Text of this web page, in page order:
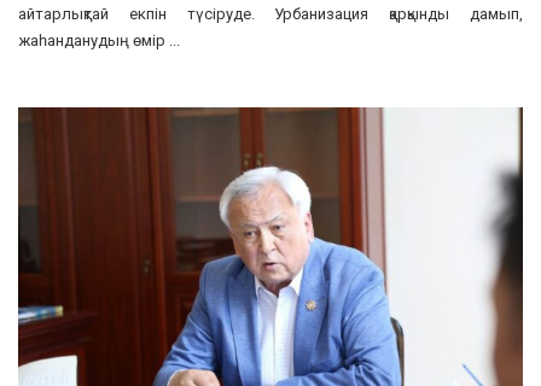
айтарлықтай екпін түсіруде. Урбанизация қарқынды дамып,
жаһанданудың өмір ...